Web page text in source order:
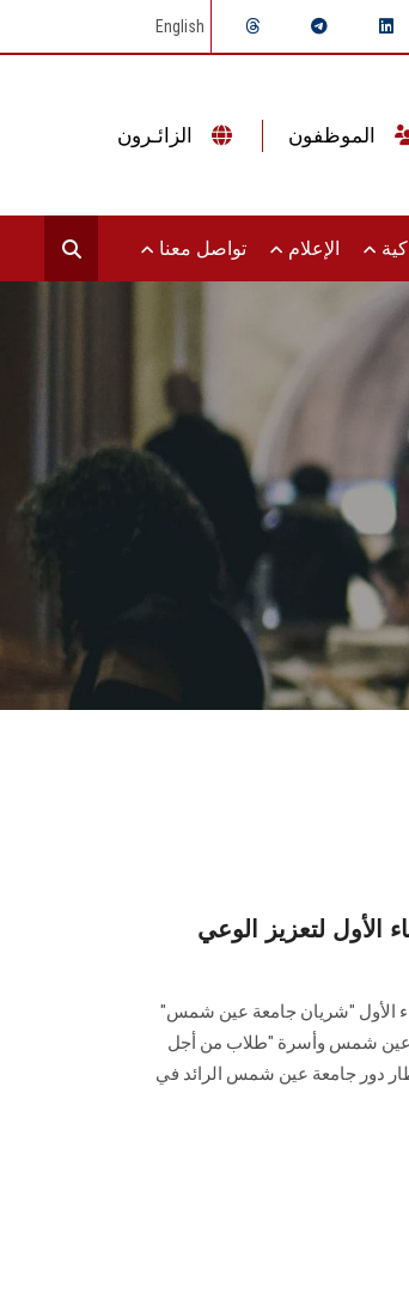
English
الإعلام تواصل معنا
لتعزيز الوعي
الأول ‏‏"شريان جامعة عين شمس"
عين شمس ‏وأسرة "طلاب من أجل
دور جامعة ‏عين شمس الرائد في